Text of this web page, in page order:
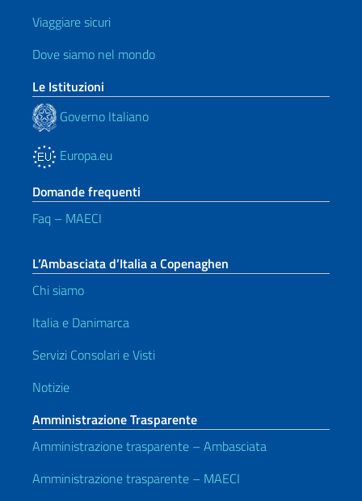
Viaggiare sicuri
Dove siamo nel mondo
Le Istituzioni
Governo Italiano
Europa.eu
Domande frequenti
Faq – MAECI
L’Ambasciata d’Italia a Copenaghen
Chi siamo
Italia e Danimarca
Servizi Consolari e Visti
Notizie
Amministrazione Trasparente
Amministrazione trasparente – Ambasciata
Amministrazione trasparente – MAECI